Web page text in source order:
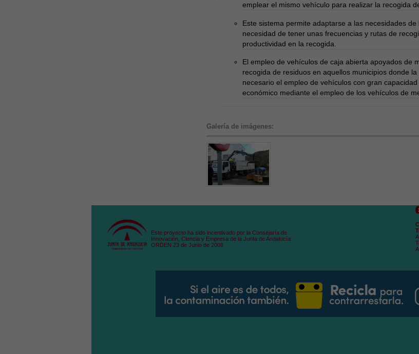
emplear el mismo vehículo para realizar la recogida
Este sistema permite adaptarse a las necesidades
necesidad de tener unas frecuencias y rutas de
productividad en la recogida.
El empleo de vehículos de caja abierta apoyados de
recogida de residuos en aquellos municipios donde
necesario el empleo de vehículos con gran
económico mediante el empleo de los vehículos de
Galería de imágenes:
Este proyecto ha sido incentivado por la Consejaría de
Innovación, Ciencia y Empresa de la Junta de Andalucía
ORDEN 23 de Junio de 2008